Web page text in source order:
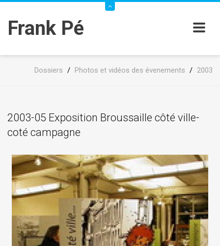
Frank Pé
Dossiers / Photos et vidéos des évenements / 2003
2003-05 Exposition Broussaille côté ville-
coté campagne